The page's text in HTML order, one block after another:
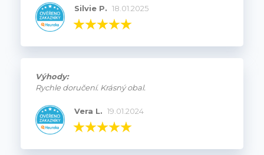
Silvie P. 18.01.2025
Výhody:
Rychle doručení. Krásný obal.
Vera L. 19.01.2024